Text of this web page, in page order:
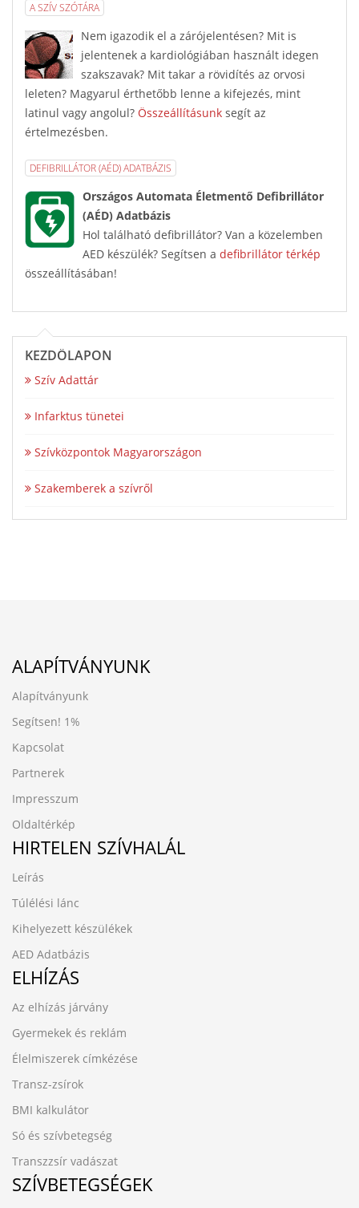
A SZÍV SZÓTÁRA
Nem igazodik el a zárójelentésen? Mit is
jelentenek a kardiológiában használt idegen
szakszavak? Mit takar a rövidítés az orvosi
leleten? Magyarul érthetőbb lenne a kifejezés, mint
latinul vagy angolul? Összeállításunk segít az
értelmezésben.
DEFIBRILLÁTOR (AÉD) ADATBÁZIS
Országos Automata Életmentő Defibrillátor
(AÉD) Adatbázis
Hol található defibrillátor? Van a közelemben
AED készülék? Segítsen a defibrillátor térkép
összeállításában!
KEZDŐLAPON
Szív Adattár
Infarktus tünetei
Szívközpontok Magyarországon
Szakemberek a szívről
ALAPÍTVÁNYUNK
Alapítványunk
Segítsen! 1%
Kapcsolat
Partnerek
Impresszum
Oldaltérkép
HIRTELEN SZÍVHALÁL
Leírás
Túlélési lánc
Kihelyezett készülékek
AED Adatbázis
ELHÍZÁS
Az elhízás járvány
Gyermekek és reklám
Élelmiszerek címkézése
Transz-zsírok
BMI kalkulátor
Só és szívbetegség
Transzzsír vadászat
SZÍVBETEGSÉGEK